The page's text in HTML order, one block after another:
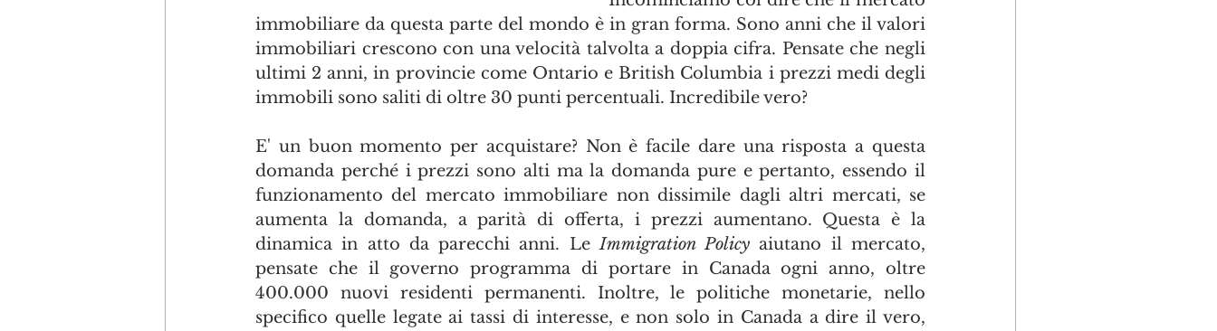
immobiliare da questa parte del mondo è in gran forma. Sono anni che il valori
immobiliari crescono con una velocità talvolta a doppia cifra. Pensate che negli
ultimi 2 anni, in provincie come Ontario e British Columbia i prezzi medi degli
immobili sono saliti di oltre 30 punti percentuali. Incredibile vero?
E' un buon momento per acquistare? Non è facile dare una risposta a questa
domanda perché i prezzi sono alti ma la domanda pure e pertanto, essendo il
funzionamento del mercato immobiliare non dissimile dagli altri mercati, se
aumenta la domanda, a parità di offerta, i prezzi aumentano. Questa è la
dinamica in atto da parecchi anni. Le Immigration Policy aiutano il mercato,
pensate che il governo programma di portare in Canada ogni anno, oltre
400.000 nuovi residenti permanenti. Inoltre, le politiche monetarie, nello
specifico quelle legate ai tassi di interesse, e non solo in Canada a dire il vero,